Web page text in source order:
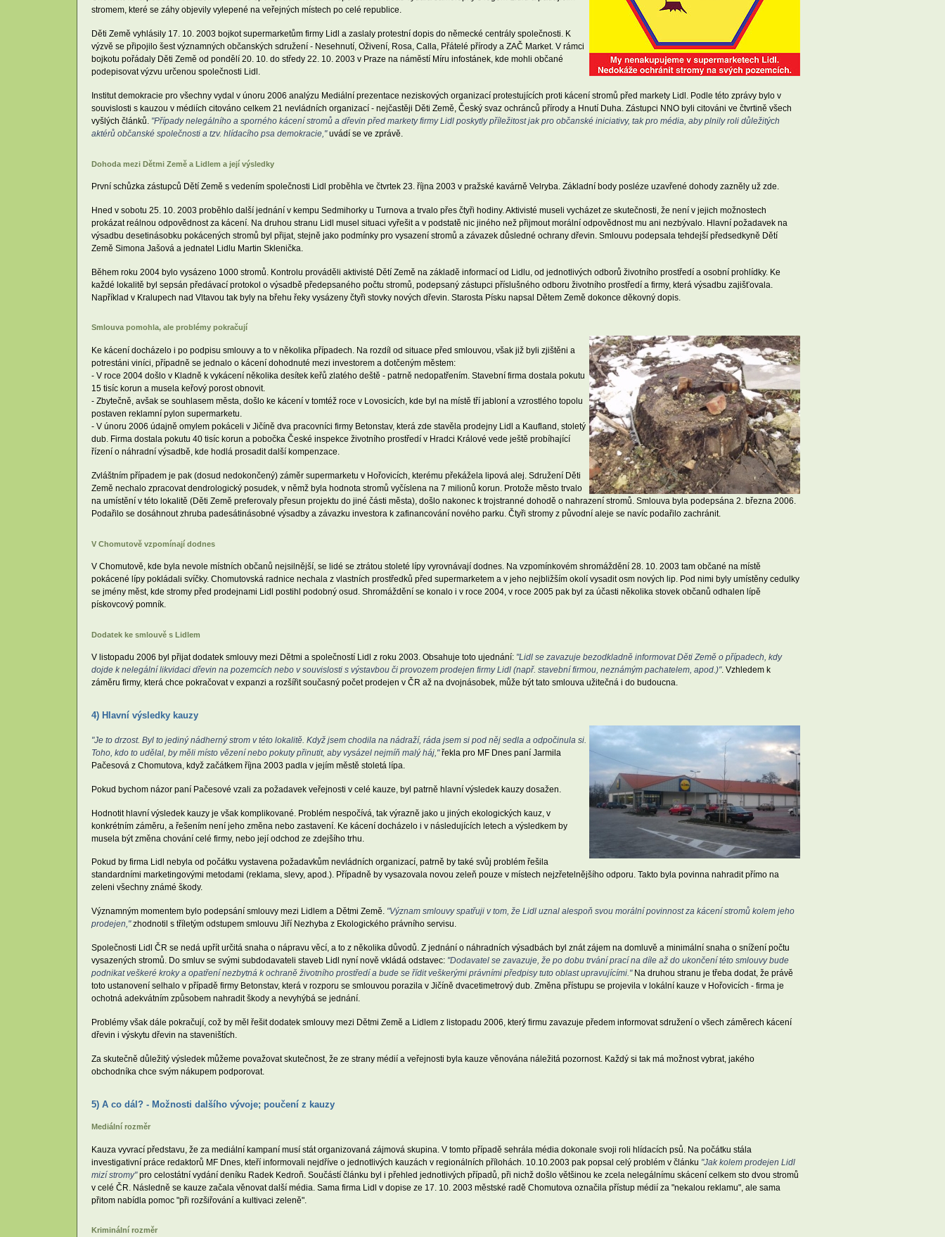
stromem, které se záhy objevily vylepené na veřejných místech po celé republice.
Děti Země vyhlásily 17. 10. 2003 bojkot supermarketům firmy Lidl a zaslaly protestní dopis do německé centrály společnosti. K
výzvě se připojilo šest významných občanských sdružení - Nesehnutí, Oživení, Rosa, Calla, Přátelé přírody a ZAČ Market. V rámci
bojkotu pořádaly Děti Země od pondělí 20. 10. do středy 22. 10. 2003 v Praze na náměstí Míru infostánek, kde mohli občané
podepisovat výzvu určenou společnosti Lidl.
Institut demokracie pro všechny vydal v únoru 2006 analýzu Mediální prezentace neziskových organizací protestujících proti kácení stromů před markety Lidl. Podle této zprávy bylo v
souvislosti s kauzou v médiích citováno celkem 21 nevládních organizací - nejčastěji Děti Země, Český svaz ochránců přírody a Hnutí Duha. Zástupci NNO byli citováni ve čtvrtině všech
vyšlých článků. "Případy nelegálního a sporného kácení stromů a dřevin před markety firmy Lidl poskytly příležitost jak pro občanské iniciativy, tak pro média, aby plnily roli důležitých
aktérů občanské společnosti a tzv. hlídacího psa demokracie,"uvádí se ve zprávě.
Dohoda mezi Dětmi Země a Lidlem a její výsledky
První schůzka zástupců Dětí Země s vedením společnosti Lidl proběhla ve čtvrtek 23. října 2003 v pražské kavárně Velryba. Základní body posléze uzavřené dohody zazněly už zde.
Hned v sobotu 25. 10. 2003 proběhlo další jednání v kempu Sedmihorky u Turnova a trvalo přes čtyři hodiny. Aktivisté museli vycházet ze skutečnosti, že není v jejich možnostech
prokázat reálnou odpovědnost za kácení. Na druhou stranu Lidl musel situaci vyřešit a v podstatě nic jiného než přijmout morální odpovědnost mu ani nezbývalo. Hlavní požadavek na
výsadbu desetinásobku pokácených stromů byl přijat, stejně jako podmínky pro vysazení stromů a závazek důsledné ochrany dřevin. Smlouvu podepsala tehdejší předsedkyně Dětí
Země Simona Jašová a jednatel Lidlu Martin Sklenička.
Během roku 2004 bylo vysázeno 1000 stromů. Kontrolu prováděli aktivisté Dětí Země na základě informací od Lidlu, od jednotlivých odborů životního prostředí a osobní prohlídky. Ke
každé lokalitě byl sepsán předávací protokol o výsadbě předepsaného počtu stromů, podepsaný zástupci příslušného odboru životního prostředí a firmy, která výsadbu zajišťovala.
Například v Kralupech nad Vltavou tak byly na břehu řeky vysázeny čtyři stovky nových dřevin. Starosta Písku napsal Dětem Země dokonce děkovný dopis.
Smlouva pomohla, ale problémy pokračují
Ke kácení docházelo i po podpisu smlouvy a to v několika případech. Na rozdíl od situace před smlouvou, však již byli zjištěni a
potrestáni viníci, případně se jednalo o kácení dohodnuté mezi investorem a dotčeným městem:
- V roce 2004 došlo v Kladně k vykácení několika desítek keřů zlatého deště - patrně nedopatřením. Stavební firma dostala pokutu
15 tisíc korun a musela keřový porost obnovit.
- Zbytečně, avšak se souhlasem města, došlo ke kácení v tomtéž roce v Lovosicích, kde byl na místě tří jabloní a vzrostlého topolu
postaven reklamní pylon supermarketu.
- V únoru 2006 údajně omylem pokáceli v Jičíně dva pracovníci firmy Betonstav, která zde stavěla prodejny Lidl a Kaufland, stoletý
dub. Firma dostala pokutu 40 tisíc korun a pobočka České inspekce životního prostředí v Hradci Králové vede ještě probíhající
řízení o náhradní výsadbě, kde hodlá prosadit další kompenzace.
Zvláštním případem je pak (dosud nedokončený) záměr supermarketu v Hořovicích, kterému překážela lipová alej. Sdružení Děti
Země nechalo zpracovat dendrologický posudek, v němž byla hodnota stromů vyčíslena na 7 milionů korun. Protože město trvalo
na umístění v této lokalitě (Děti Země preferovaly přesun projektu do jiné části města), došlo nakonec k trojstranné dohodě o nahrazení stromů. Smlouva byla podepsána 2. března 2006.
Podařilo se dosáhnout zhruba padesátinásobné výsadby a závazku investora k zafinancování nového parku. Čtyři stromy z původní aleje se navíc podařilo zachránit.
V Chomutově vzpomínají dodnes
V Chomutově, kde byla nevole místních občanů nejsilnější, se lidé se ztrátou stoleté lípy vyrovnávají dodnes. Na vzpomínkovém shromáždění 28. 10. 2003 tam občané na místě
pokácené lípy pokládali svíčky. Chomutovská radnice nechala z vlastních prostředků před supermarketem a v jeho nejbližším okolí vysadit osm nových lip. Pod nimi byly umístěny cedulky
se jmény měst, kde stromy před prodejnami Lidl postihl podobný osud. Shromáždění se konalo i v roce 2004, v roce 2005 pak byl za účasti několika stovek občanů odhalen lípě
pískovcový pomník.
Dodatek ke smlouvě s Lidlem
V listopadu 2006 byl přijat dodatek smlouvy mezi Dětmi a společností Lidl z roku 2003. Obsahuje toto ujednání: "Lidl se zavazuje bezodkladně informovat Děti Země o případech, kdy
dojde k nelegální likvidaci dřevin na pozemcích nebo v souvislosti s výstavbou či provozem prodejen firmy Lidl (např. stavební firmou, neznámým pachatelem, apod.)". Vzhledem k
záměru firmy, která chce pokračovat v expanzi a rozšířit současný počet prodejen v ČR až na dvojnásobek, může být tato smlouva užitečná i do budoucna.
4) Hlavní výsledky kauzy
"Je to drzost. Byl to jediný nádherný strom v této lokalitě. Když jsem chodila na nádraží, ráda jsem si pod něj sedla a odpočinula si.
Toho, kdo to udělal, by měli místo vězení nebo pokuty přinutit, aby vysázel nejmíň malý háj,"řekla pro MF Dnes paní Jarmila
Pačesová z Chomutova, když začátkem října 2003 padla v jejím městě stoletá lípa.
Pokud bychom názor paní Pačesové vzali za požadavek veřejnosti v celé kauze, byl patrně hlavní výsledek kauzy dosažen.
Hodnotit hlavní výsledek kauzy je však komplikované. Problém nespočívá, tak výrazně jako u jiných ekologických kauz, v
konkrétním záměru, a řešením není jeho změna nebo zastavení. Ke kácení docházelo i v následujících letech a výsledkem by
musela být změna chování celé firmy, nebo její odchod ze zdejšího trhu.
Pokud by firma Lidl nebyla od počátku vystavena požadavkům nevládních organizací, patrně by také svůj problém řešila
standardními marketingovými metodami (reklama, slevy, apod.). Případně by vysazovala novou zeleň pouze v místech nejzřetelnějšího odporu. Takto byla povinna nahradit přímo na
zeleni všechny známé škody.
Významným momentem bylo podepsání smlouvy mezi Lidlem a Dětmi Země. "Význam smlouvy spatřuji v tom, že Lidl uznal alespoň svou morální povinnost za kácení stromů kolem jeho
prodejen,"zhodnotil s tříletým odstupem smlouvu Jiří Nezhyba z Ekologického právního servisu.
Společnosti Lidl ČR se nedá upřít určitá snaha o nápravu věcí, a to z několika důvodů. Z jednání o náhradních výsadbách byl znát zájem na domluvě a minimální snaha o snížení počtu
vysazených stromů. Do smluv se svými subdodavateli staveb Lidl nyní nově vkládá odstavec: "Dodavatel se zavazuje, že po dobu trvání prací na díle až do ukončení této smlouvy bude
podnikat veškeré kroky a opatření nezbytná k ochraně životního prostředí a bude se řídit veškerými právními předpisy tuto oblast upravujícími."Na druhou stranu je třeba dodat, že právě
toto ustanovení selhalo v případě firmy Betonstav, která v rozporu se smlouvou porazila v Jičíně dvacetimetrový dub. Změna přístupu se projevila v lokální kauze v Hořovicích - firma je
ochotná adekvátním způsobem nahradit škody a nevyhýbá se jednání.
Problémy však dále pokračují, což by měl řešit dodatek smlouvy mezi Dětmi Země a Lidlem z listopadu 2006, který firmu zavazuje předem informovat sdružení o všech záměrech kácení
dřevin i výskytu dřevin na staveništích.
Za skutečně důležitý výsledek můžeme považovat skutečnost, že ze strany médií a veřejnosti byla kauze věnována náležitá pozornost. Každý si tak má možnost vybrat, jakého
obchodníka chce svým nákupem podporovat.
5) A co dál? - Možnosti dalšího vývoje; poučení z kauzy
Mediální rozměr
Kauza vyvrací představu, že za mediální kampaní musí stát organizovaná zájmová skupina. V tomto případě sehrála média dokonale svoji roli hlídacích psů. Na počátku stála
investigativní práce redaktorů MF Dnes, kteří informovali nejdříve o jednotlivých kauzách v regionálních přílohách. 10.10.2003 pak popsal celý problém v článku "Jak kolem prodejen Lidl
mizí stromy"pro celostátní vydání deníku Radek Kedroň. Součástí článku byl i přehled jednotlivých případů, při nichž došlo většinou ke zcela nelegálnímu skácení celkem sto dvou stromů
v celé ČR. Následně se kauze začala věnovat další média. Sama firma Lidl v dopise ze 17. 10. 2003 městské radě Chomutova označila přístup médií za "nekalou reklamu", ale sama
přitom nabídla pomoc "při rozšiřování a kultivaci zeleně".
Kriminální rozměr